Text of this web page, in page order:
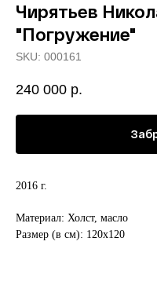
Чирятьев
"Погружение"
SKU: 000161
240 000 р.
2016 г.
Материал: Холст, масло
Размер (в см): 120х120